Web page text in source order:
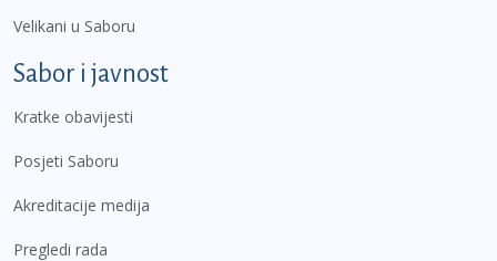
Velikani u Saboru
Sabor i javnost
Kratke obavijesti
Posjeti Saboru
Akreditacije medija
Pregledi rada